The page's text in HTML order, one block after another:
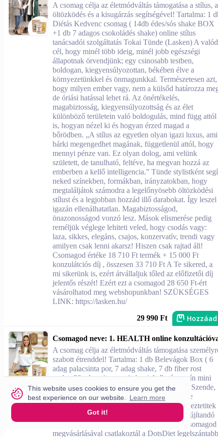
This website uses cookies to ensure you get the
best experience on our website.
Learn more
Got it!
A csomag célja az életmódváltás támogatása a stílus,
öltözködés és a kisugárzás segítségével! Tartalma: 1
Diétás Kedvenc csomag ( 14db édes/sós shake BOX
+1 db 7 adagos csokoládés shake) online stílus
tanácsadói szolgáltatás Tokai Tünde (Lasken) A
cél, hogy minél több ideig, minél jobb egészségi
állapotnak örvendjünk; egy csinosabb testben,
boldogan, kiegyensúlyozottan, békében élve a
környezetünkkel és önmagunkkal. Természetesen azt,
hogy milyen ember vagy, nem a külsőd határozza
de óriási hatással lehet rá. Az önértékelés,
magabiztosság, kiegyensúlyozottság és az élet
különböző területein való boldogulás, mind függ attól
is, hogyan nézel ki és hogyan érzed magad a
bőrödben. „A stílus az egyetlen olyan igazi luxus,
bárki megengedhet magának, függetlenül attól, hogy
mennyi pénze van. Ez olyan dolog, ami velünk
született, de tanulható, feltéve, ha megvan hozzá az
emberben a kellő intelligencia.” Tünde stylistként
neked színekben, formákban, irányzatokban, hogy
megtaláljátok számodra a legelőnyösebb öltözködési
stílust és a legjobban hozzád illő darabokat. Így leszel
igazán ellenálhatatlan. Magabiztosságod,
önazonosságod vonzó lesz. Mások elismerése pedig
reméljük véglege lehiteti veled, hogy csodás vagy:
laza, sikkes, elegáns, csajos, konzervatív, trendi vagy
amilyen csak lenni akarsz! Hiszen csak rajtad áll!
Csomagod értéke 18 710 Ft termék + 15 000 Ft
konzulátciós díj , összesen 33 710 Ft A Te sikered, a
mi sikerünk is, ezért átvállaljuk tőled az előfizetői díj
jelentős részét! Ezért ezt a csomagod 28 650 Ft-ért
vásárolhatod meg webshopunkban! SZÜKSÉGES
LINK: https://lasken.hu/
29 990 Ft Hozzáad
Csomagod neve: 1. HEALTH online
A csomag célja az életmódváltás támogatása
szabott étrenddel! Tartalma: 1 db Belevágok Box ( 6
adag palacsinta por, 7 adag shake, 7 db fiber rost
szelet, 30 adag citromos italpor) 1 db rózsaszín mini
shaker konzultációs online meghívó: Újhelyi Szende,
táplálkozási tanácsadónk vár téged egy online
találkozóra, ahol megbeszélitek céljaidat, egyeztetitek
lehetőségeidet, és feladataidat, melyek a megújítandó
étkezési szokásaid kialakítását érintik. Első csomagod
megvásárlásával csatlakoztál a DotsDiet legelszántabb